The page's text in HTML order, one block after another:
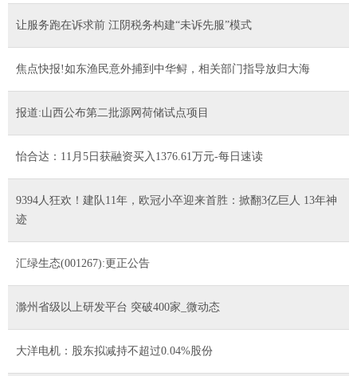
让服务跑在诉求前 江阴税务构建“未诉先服”模式
焦点快报!如东渔民意外捕到中华鲟，相关部门指导放归大海
报道:山西公布第二批源网荷储试点项目
怡合达：11月5日获融资买入1376.61万元-每日速读
9394人狂欢！建队11年，欧冠小卒迎来首胜：掀翻3亿巨人 13年神
迹
汇绿生态(001267):更正公告
滁州省级以上研发平台 突破400家_微动态
大洋电机：股东拟减持不超过0.04%股份